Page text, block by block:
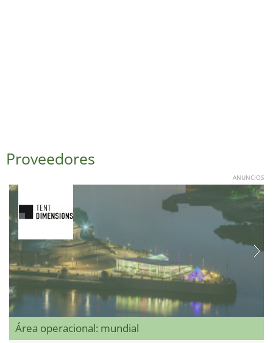
Proveedores
ANUNCIOS
Área operacional: mundial